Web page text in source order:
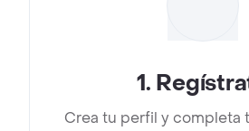
1.
Crea tu perfil y completa